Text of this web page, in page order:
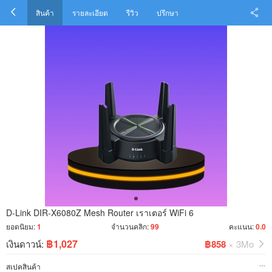
สินค้า รายละเอียด รีวิว ปรึกษา
D-Link DIR-X6080Z Mesh Router เราเตอร์ WiFi 6
ยอดนิยม:1 จำนวนคลิก:99 คะแนน:0.0
เงินดาวน์: ฿1,027 ฿858 × 3Mo
สเปคสินค้า